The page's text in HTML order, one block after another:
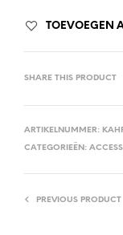
TOEVOEGEN
SHARE THIS PRODUCT
ARTIKELNUMMER:
CATEGORIEËN:
PREVIOUS PRODUCT